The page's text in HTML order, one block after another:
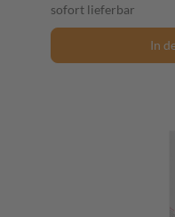
sofort lieferbar
In